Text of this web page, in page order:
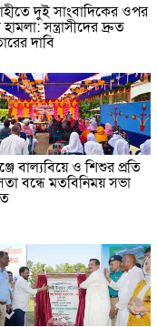
দুই সাংবাদিকের ওপর
সন্ত্রাসীদের দ্রুত
দাবি
বাল্যবিয়ে ও শিশুর প্রতি
বন্ধে মতবিনিময় সভা